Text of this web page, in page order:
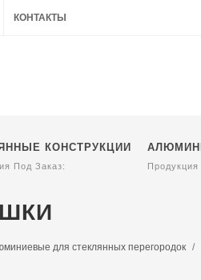
КОНТАКТЫ
КОНСТРУКЦИИ
Под Заказ:
для стеклянных перегородок